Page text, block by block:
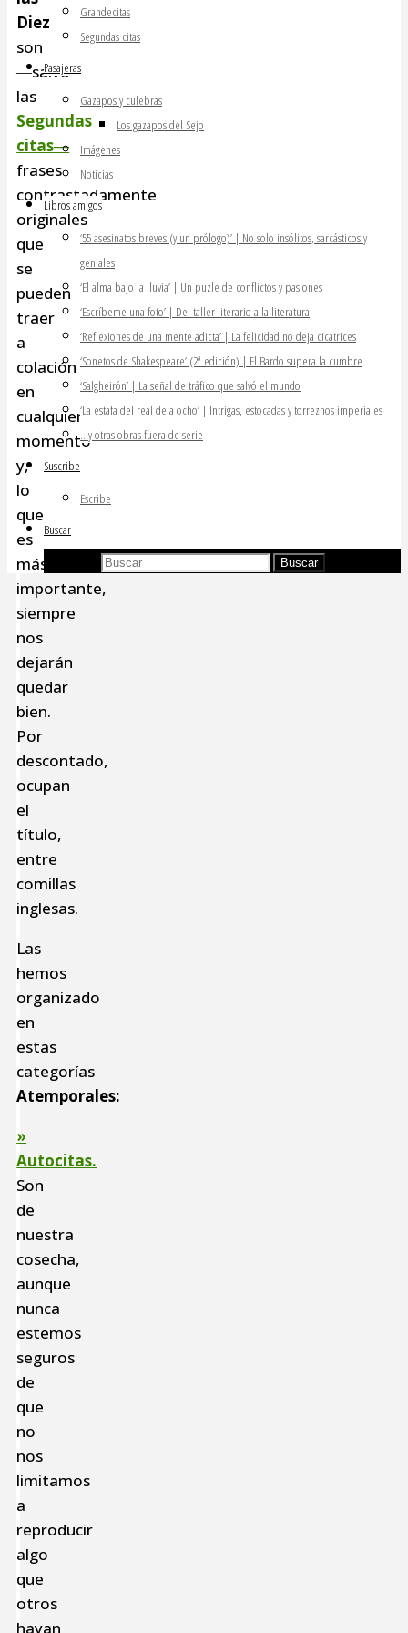
Grandecitas
Segundas citas
Pasajeras
Gazapos y culebras
Los gazapos del Sejo
Imágenes
Noticias
Libros amigos
‘55 asesinatos breves (y un prólogo)’ | No solo insólitos, sarcásticos y
geniales
‘El alma bajo la lluvia’ | Un puzle de conflictos y pasiones
‘Escríbeme una foto’ | Del taller literario a la literatura
‘Reflexiones de una mente adicta’ | La felicidad no deja cicatrices
‘Sonetos de Shakespeare’ (2ª edición) | El Bardo supera la cumbre
‘Salgheirón’ | La señal de tráfico que salvó el mundo
‘La estafa del real de a ocho’ | Intrigas, estocadas y torreznos imperiales
…y otras obras fuera de serie
Suscribe
Escribe
Buscar
Buscar
Diez
son
―salvo
las
Segundas
citas―
frases
contrastadamente
originales
que
se
pueden
traer
a
colación
en
cualquier
momento
y,
lo
que
es
más
importante,
siempre
nos
dejarán
quedar
bien.
Por
descontado,
ocupan
el
título,
entre
comillas
inglesas.
Las
hemos
organizado
en
estas
categorías
Atemporales:
»
Autocitas.
Son
de
nuestra
cosecha,
aunque
nunca
estemos
seguros
de
que
no
nos
limitamos
a
reproducir
algo
que
otros
hayan